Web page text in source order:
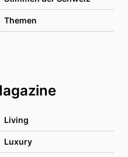
Themen
Living
Luxury